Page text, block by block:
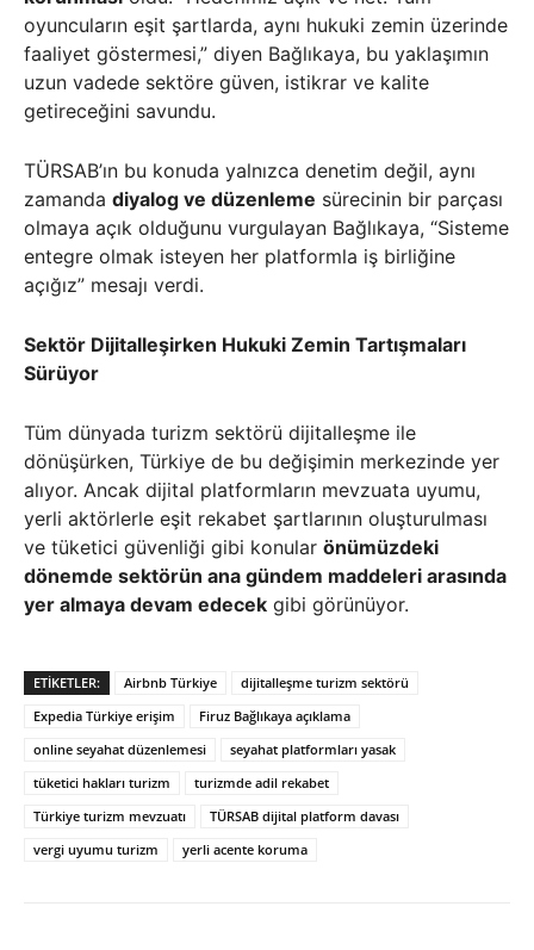
oyuncuların eşit şartlarda, aynı hukuki zemin üzerinde
faaliyet göstermesi,” diyen Bağlıkaya, bu yaklaşımın
uzun vadede sektöre güven, istikrar ve kalite
getireceğini savundu.
TÜRSAB’ın bu konuda yalnızca denetim değil, aynı
zamanda diyalog ve düzenleme sürecinin bir parçası
olmaya açık olduğunu vurgulayan Bağlıkaya, “Sisteme
entegre olmak isteyen her platformla iş birliğine
açığız” mesajı verdi.
Sektör Dijitalleşirken Hukuki Zemin Tartışmaları
Sürüyor
Tüm dünyada turizm sektörü dijitalleşme ile
dönüşürken, Türkiye de bu değişimin merkezinde yer
alıyor. Ancak dijital platformların mevzuata uyumu,
yerli aktörlerle eşit rekabet şartlarının oluşturulması
ve tüketici güvenliği gibi konular önümüzdeki
dönemde sektörün ana gündem maddeleri arasında
yer almaya devam edecek gibi görünüyor.
ETIKETLER: Airbnb Türkiye
dijitalleşme turizm sektörü
Expedia Türkiye erişim
Firuz Bağlıkaya açıklama
online seyahat düzenlemesi
seyahat platformları yasak
tüketici hakları turizm
turizmde adil rekabet
Türkiye turizm mevzuatı
TÜRSAB dijital platform davası
vergi uyumu turizm
yerli acente koruma